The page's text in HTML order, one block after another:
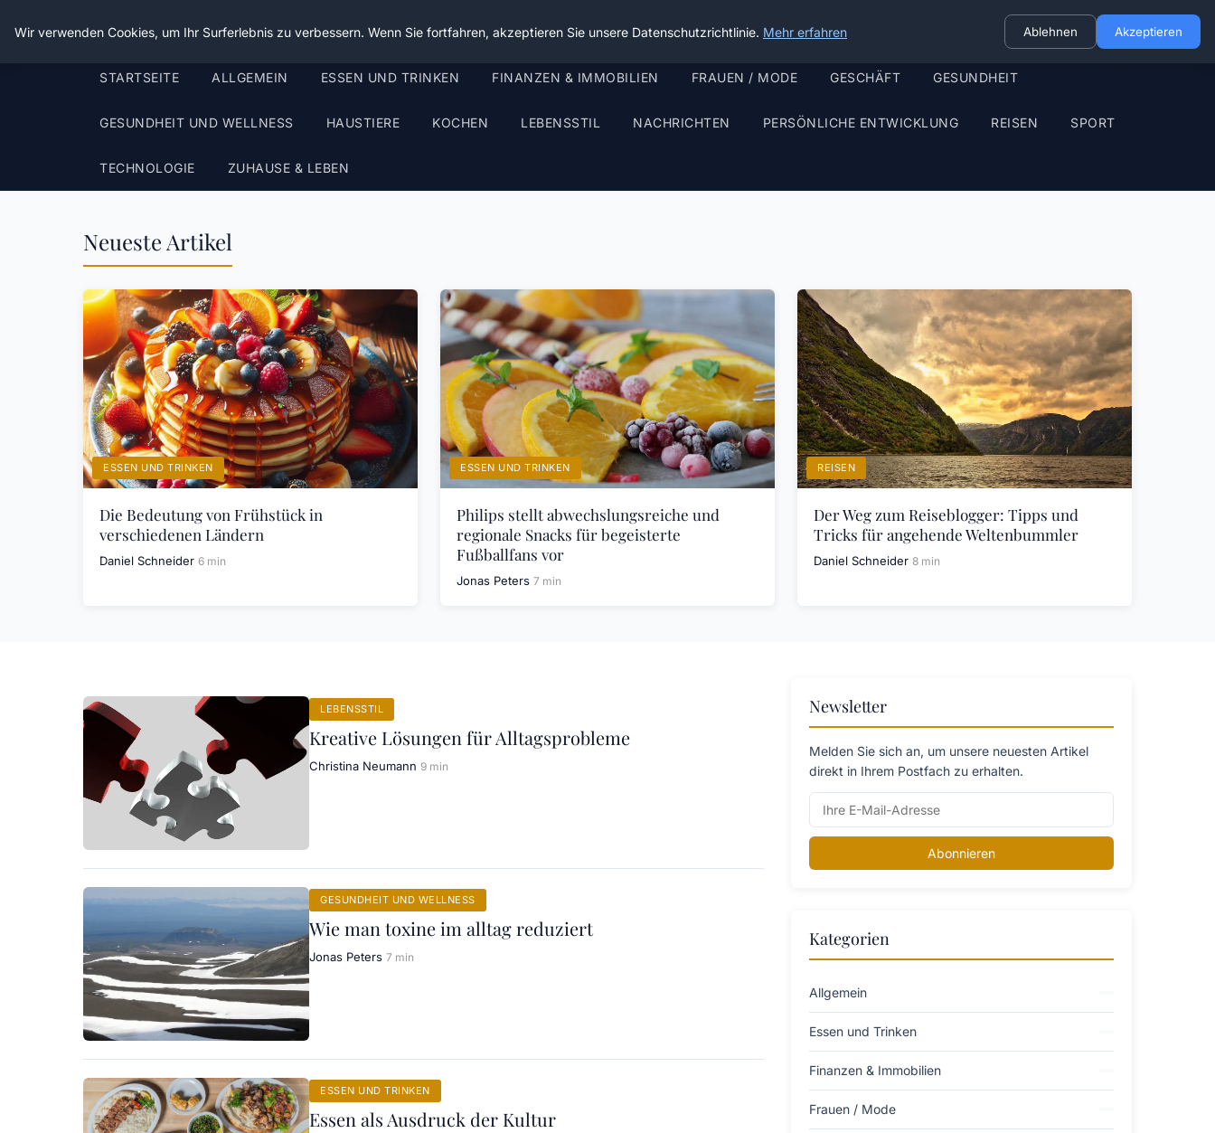
Die Schnitter
STARTSEITE ALLGEMEIN ESSEN UND TRINKEN FINANZEN & IMMOBILIEN FRAUEN / MODE GESCHÄFT GESUNDHEIT
GESUNDHEIT UND WELLNESS HAUSTIERE KOCHEN LEBENSSTIL NACHRICHTEN PERSÖNLICHE ENTWICKLUNG REISEN SPORT
TECHNOLOGIE ZUHAUSE & LEBEN
Neueste Artikel
ESSEN UND TRINKEN
Die Bedeutung von Frühstück in
verschiedenen Ländern
Daniel Schneider 6 min
ESSEN UND TRINKEN
Philips stellt abwechslungsreiche und
regionale Snacks für begeisterte
Fußballfans vor
Jonas Peters 7 min
REISEN
Der Weg zum Reiseblogger: Tipps und
Tricks für angehende Weltenbummler
Daniel Schneider 8 min
LEBENSSTIL
Kreative Lösungen für Alltagsprobleme
Christina Neumann 9 min
GESUNDHEIT UND WELLNESS
Wie man toxine im alltag reduziert
Jonas Peters 7 min
ESSEN UND TRINKEN
Essen als Ausdruck der Kultur
Newsletter
Melden Sie sich an, um unsere neuesten Artikel
direkt in Ihrem Postfach zu erhalten.
Abonnieren
Kategorien
Allgemein
Essen und Trinken
Finanzen & Immobilien
Frauen / Mode
Wir verwenden Cookies, um Ihr Surferlebnis zu verbessern. Wenn Sie fortfahren, akzeptieren Sie unsere Datenschutzrichtlinie. Mehr erfahren Ablehnen Akzeptieren